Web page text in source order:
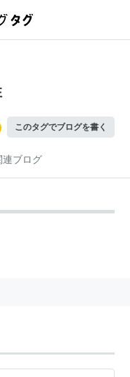
このタグでブログを書く
連ブログ